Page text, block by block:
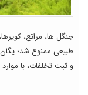
جنگل ها، مراتع،
طبیعی ممنوع شد؛
و ثبت تخلفات، با